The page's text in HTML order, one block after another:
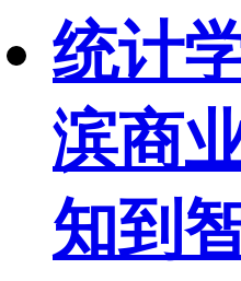
统计
滨商
知到